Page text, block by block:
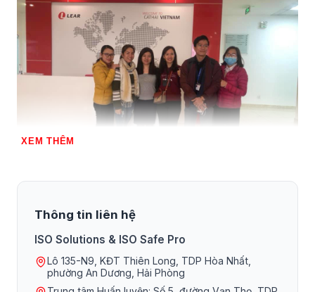
Mình đã cố gắng đánh tan suy nghĩ
biết. Luôn là cảm giác mất năng lượng và rất mệt mỗi khi
XEM THÊM
Thông tin liên hệ
ISO Solutions & ISO Safe Pro
Lô 135-N9, KĐT Thiên Long, TDP Hòa Nhất,
phường An Dương, Hải Phòng